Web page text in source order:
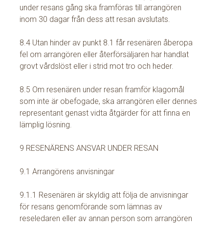
under resans gång ska framföras till arrangören
inom 30 dagar från dess att resan avslutats.
8.4 Utan hinder av punkt 8.1 får resenären åberopa
fel om arrangören eller återförsäljaren har handlat
grovt vårdslöst eller i strid mot tro och heder.
8.5 Om resenären under resan framför klagomål
som inte är obefogade, ska arrangören eller dennes
representant genast vidta åtgärder för att finna en
lämplig lösning.
9 RESENÄRENS ANSVAR UNDER RESAN
9.1 Arrangörens anvisningar
9.1.1 Resenären är skyldig att följa de anvisningar
för resans genomförande som lämnas av
reseledaren eller av annan person som arrangören